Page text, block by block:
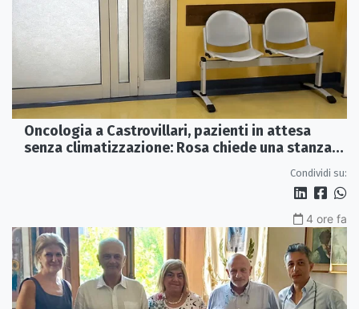
Oncologia a Castrovillari, pazienti in attesa
senza climatizzazione: Rosa chiede una stanza
Condividi su:
4 ore fa